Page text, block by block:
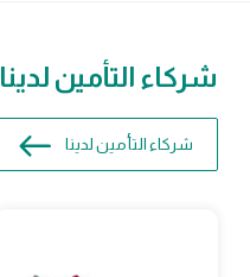
شركاء التأمين لدينا
شركاء التأمين لدينا